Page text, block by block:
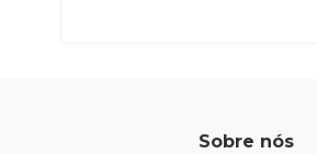
Sobre nós